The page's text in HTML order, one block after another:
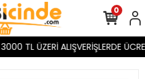
3000 TL ÜZERİ ALIŞVERİŞLERDE
0